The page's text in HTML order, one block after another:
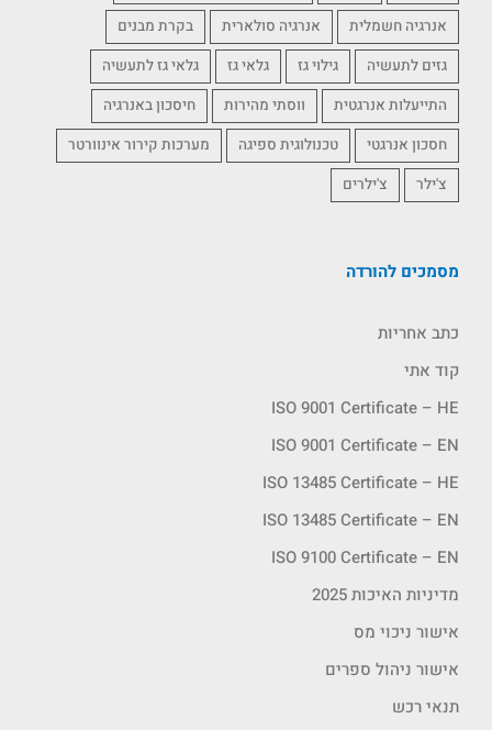
אנרגיה חשמלית
אנרגיה סולארית
בקרת מבנים
גזים לתעשיה
גילוי גז גלאי גז
גלאי גז לתעשיה
התייעלות אנרגטית
ווסתי מהירות
חיסכון באנרגיה
חסכון אנרגטי
טכנולוגית ספיגה
מערכות קירור אינוורטר
צ'ילר
צ'ילרים
מסמכים להורדה
כתב אחריות
קוד אתי
ISO 9001 Certificate – HE
ISO 9001 Certificate – EN
ISO 13485 Certificate – HE
ISO 13485 Certificate – EN
ISO 9100 Certificate – EN
מדיניות האיכות 2025
אישור ניכוי מס
אישור ניהול ספרים
תנאי רכש